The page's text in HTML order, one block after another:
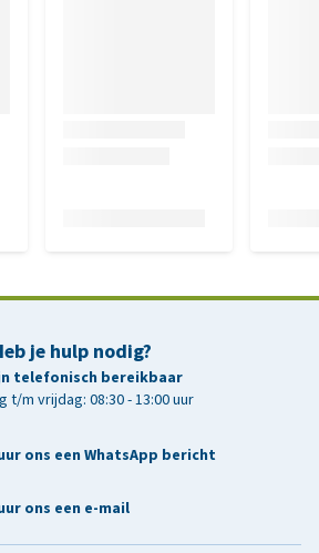
je hulp nodig?
telefonisch bereikbaar
t/m vrijdag: 08:30 - 13:00 uur
ons een WhatsApp bericht
ons een e-mail